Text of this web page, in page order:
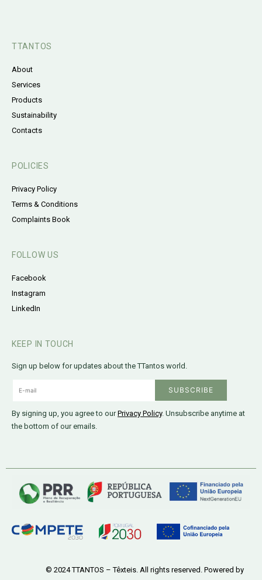
TTANTOS
About
Services
Products
Sustainability
Contacts
POLICIES
Privacy Policy
Terms & Conditions
Complaints Book
FOLLOW US
Facebook
Instagram
LinkedIn
KEEP IN TOUCH
Sign up below for updates about the TTantos world.
By signing up, you agree to ourPrivacy Policy. Unsubscribe anytime at
the bottom of our emails.
© 2024 TTANTOS – Têxteis. All rights reserved. Powered by